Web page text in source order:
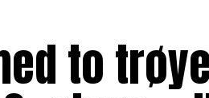
to